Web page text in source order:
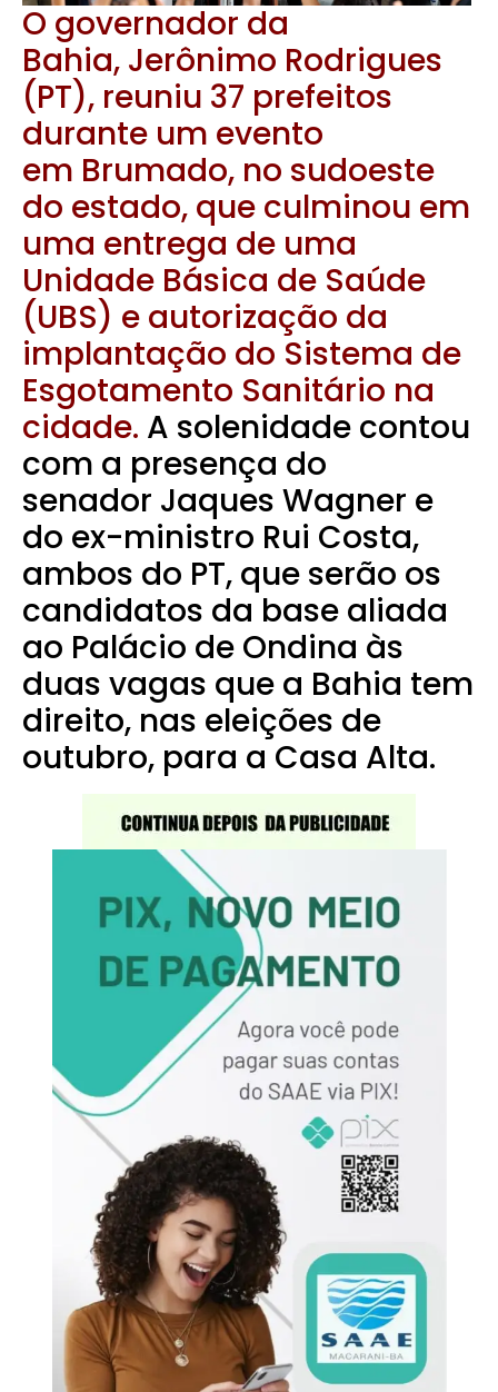
O governador da
Bahia, Jerônimo Rodrigues
(PT), reuniu 37 prefeitos
durante um evento
em Brumado, no sudoeste
do estado, que culminou em
uma entrega de uma
Unidade Básica de Saúde
(UBS) e autorização da
implantação do Sistema de
Esgotamento Sanitário na
cidade. A solenidade contou
com a presença do
senador Jaques Wagner e
do ex-ministro Rui Costa,
ambos do PT, que serão os
candidatos da base aliada
ao Palácio de Ondina às
duas vagas que a Bahia tem
direito, nas eleições de
outubro, para a Casa Alta.